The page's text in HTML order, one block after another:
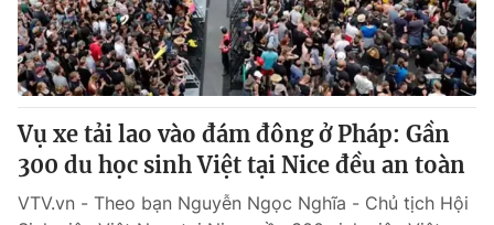
Sản phẩm
Thị trường
Tư vấn
Lịch phát sóng
Chuyên mục khác
Emagazine Podcast
Vụ xe tải lao vào đám đông ở Pháp: Gần
300 du học sinh Việt tại Nice đều an toàn
VTV.vn - Theo bạn Nguyễn Ngọc Nghĩa - Chủ tịch Hội